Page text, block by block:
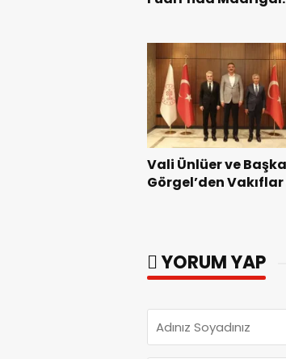
Vali Ünlüer ve
Görgel’den Vakıflar
YORUM YAP